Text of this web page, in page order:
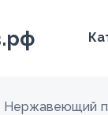
Нержавеющий